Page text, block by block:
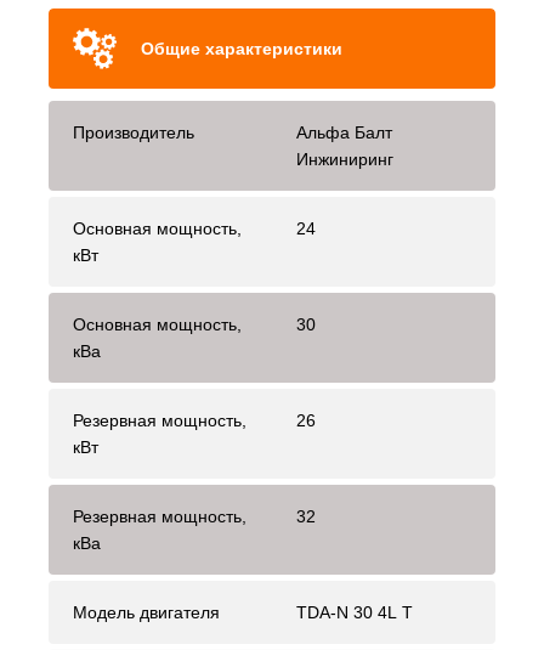
Общие характеристики
Производитель
Альфа Балт
Инжиниринг
Основная мощность,
кВт
24
Основная мощность,
кВа
30
Резервная мощность,
кВт
26
Резервная мощность,
кВа
32
Модель двигателя TDA-N 30 4L T